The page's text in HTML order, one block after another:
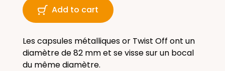
Add to cart
Les capsules métalliques or Twist Off ont un
diamètre de 82 mm et se visse sur un bocal
du même diamètre.